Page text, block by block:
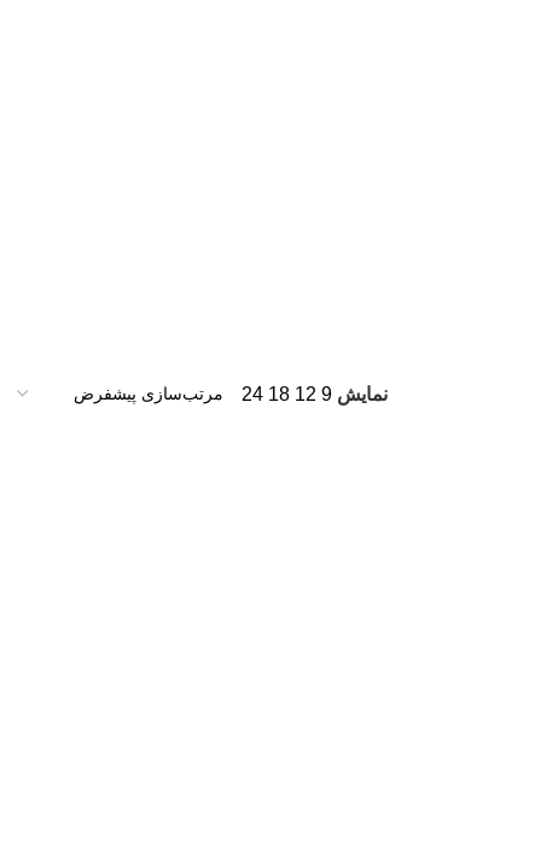
نمایش 9
12
18
24